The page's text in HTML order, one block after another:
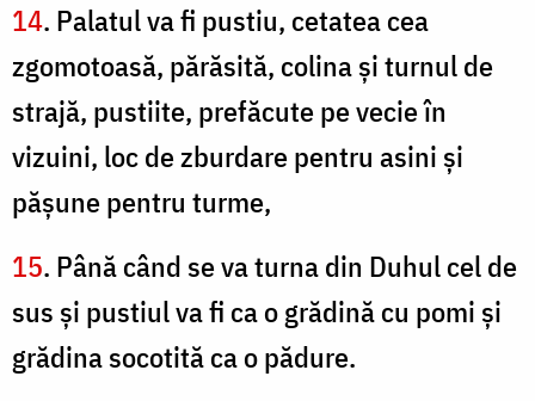
14. Palatul va fi pustiu, cetatea cea
zgomotoasă, părăsită, colina şi turnul de
strajă, pustiite, prefăcute pe vecie în
vizuini, loc de zburdare pentru asini şi
păşune pentru turme,
15. Până când se va turna din Duhul cel de
sus şi pustiul va fi ca o grădină cu pomi şi
grădina socotită ca o pădure.